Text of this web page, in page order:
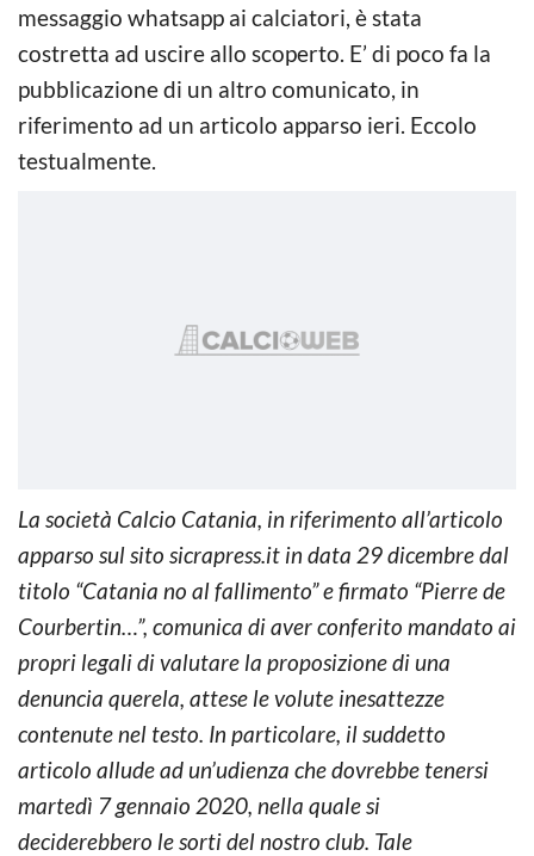
messaggio whatsapp ai calciatori, è stata
costretta ad uscire allo scoperto. E’ di poco fa la
pubblicazione di un altro comunicato, in
riferimento ad un articolo apparso ieri. Eccolo
testualmente.
La società Calcio Catania, in riferimento all’articolo
apparso sul sito sicrapress.it in data 29 dicembre dal
titolo “Catania no al fallimento” e firmato “Pierre de
Courbertin…”, comunica di aver conferito mandato ai
propri legali di valutare la proposizione di una
denuncia querela, attese le volute inesattezze
contenute nel testo. In particolare, il suddetto
articolo allude ad un’udienza che dovrebbe tenersi
martedì 7 gennaio 2020, nella quale si
deciderebbero le sorti del nostro club. Tale